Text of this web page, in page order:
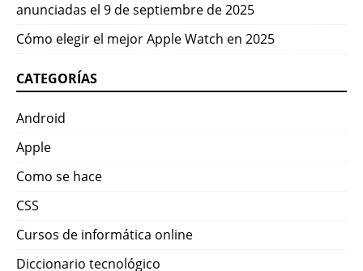
anunciadas el 9 de septiembre de 2025
Cómo elegir el mejor Apple Watch en 2025
CATEGORÍAS
Android
Apple
Como se hace
CSS
Cursos de informática online
Diccionario tecnológico